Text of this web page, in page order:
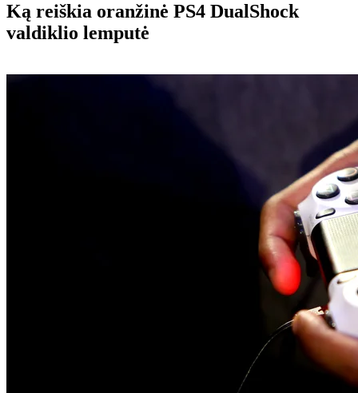
Ką reiškia oranžinė PS4 DualShock
valdiklio lemputė